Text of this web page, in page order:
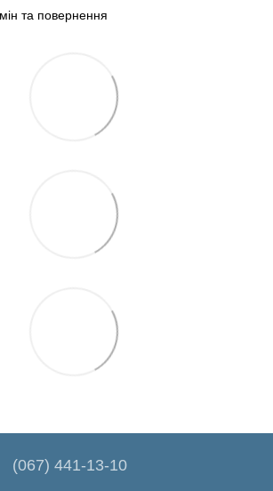
та повернення
(067) 441-13-10